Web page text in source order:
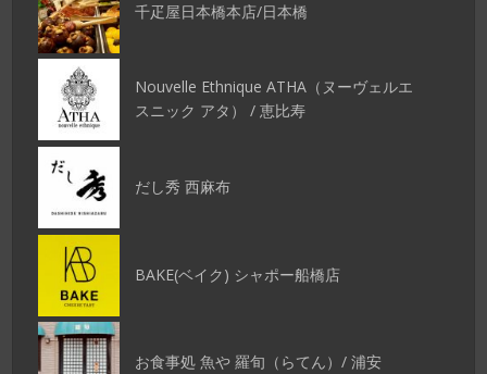
千疋屋日本橋本店/日本橋
Nouvelle Ethnique ATHA（ヌーヴェルエ
スニック アタ） / 恵比寿
だし秀 西麻布
BAKE(ベイク) シャポー船橋店
お食事処 魚や 羅旬（らてん）/ 浦安